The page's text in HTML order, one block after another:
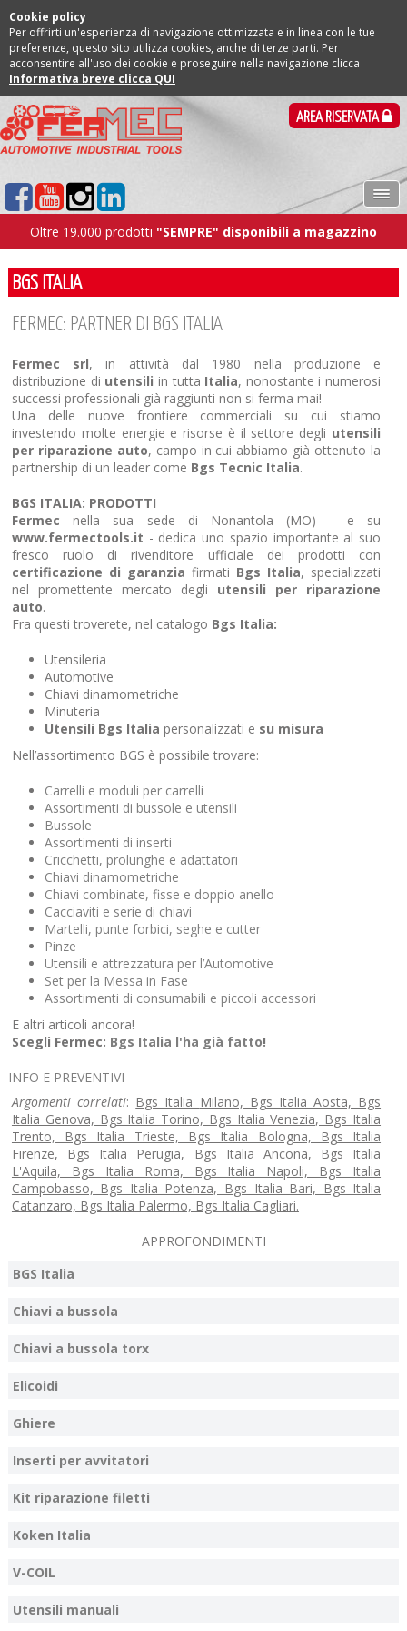
Cookie policy
Per offrirti un'esperienza di navigazione ottimizzata e in linea con le tue
preferenze, questo sito utilizza cookies, anche di terze parti. Per
acconsentire all'uso dei cookie e proseguire nella navigazione clicca
Informativa breve clicca QUI
AREA RISERVATA
Oltre 19.000 prodotti "SEMPRE" disponibili a magazzino
BGS ITALIA
FERMEC: PARTNER DI BGS ITALIA
Fermec srl, in attività dal 1980 nella produzione e
distribuzione di utensili in tutta Italia, nonostante i numerosi
successi professionali già raggiunti non si ferma mai!
Una delle nuove frontiere commerciali su cui stiamo
investendo molte energie e risorse è il settore degli utensili
per riparazione auto, campo in cui abbiamo già ottenuto la
partnership di un leader come Bgs Tecnic Italia.
BGS ITALIA: PRODOTTI
Fermecnella sua sede di Nonantola (MO) - e su
www.fermectools.it - dedica uno spazio importante al suo
fresco ruolo di rivenditore ufficiale dei prodotti con
certificazione di garanzia firmati Bgs Italia, specializzati
nel promettente mercato degli utensili per riparazione
auto.
Fra questi troverete, nel catalogo Bgs Italia:
Utensileria
Automotive
Chiavi dinamometriche
Minuteria
Utensili Bgs Italia personalizzati e su misura
Nell’assortimento BGS è possibile trovare:
Carrelli e moduli per carrelli
Assortimenti di bussole e utensili
Bussole
Assortimenti di inserti
Cricchetti, prolunghe e adattatori
Chiavi dinamometriche
Chiavi combinate, fisse e doppio anello
Cacciaviti e serie di chiavi
Martelli, punte forbici, seghe e cutter
Pinze
Utensili e attrezzatura per l’Automotive
Set per la Messa in Fase
Assortimenti di consumabili e piccoli accessori
E altri articoli ancora!
Scegli Fermec: Bgs Italia l'ha già fatto!
INFO E PREVENTIVI
Argomenti correlati: Bgs Italia Milano, Bgs Italia Aosta, Bgs
Italia Genova, Bgs Italia Torino, Bgs Italia Venezia, Bgs Italia
Trento, Bgs Italia Trieste, Bgs Italia Bologna, Bgs Italia
Firenze, Bgs Italia Perugia, Bgs Italia Ancona, Bgs Italia
L'Aquila, Bgs Italia Roma, Bgs Italia Napoli, Bgs Italia
Campobasso, Bgs Italia Potenza, Bgs Italia Bari, Bgs Italia
Catanzaro, Bgs Italia Palermo, Bgs Italia Cagliari.
APPROFONDIMENTI
BGS Italia
Chiavi a bussola
Chiavi a bussola torx
Elicoidi
Ghiere
Inserti per avvitatori
Kit riparazione filetti
Koken Italia
V-COIL
Utensili manuali